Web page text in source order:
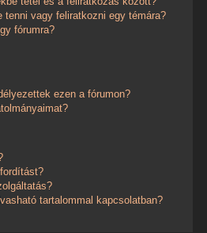
tenni vagy feliratkozni egy témára?
fórumra?
ezen a fórumon?
tartalommal kapcsolatban?